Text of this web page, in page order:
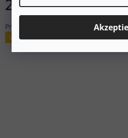
28 €
Praktischer Koffer für eine Erste-
Verkauf